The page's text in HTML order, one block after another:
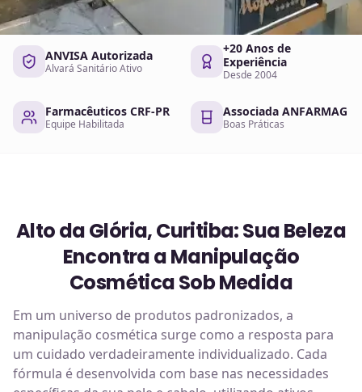
ANVISA Autorizada
Alvará Sanitário Ativo
+20 Anos de
Experiência
Desde 2004
Farmacêuticos CRF-PR
Equipe Habilitada
Associada ANFARMAG
Boas Práticas
Alto da Glória, Curitiba: Sua Beleza
Encontra a Manipulação
Cosmética Sob Medida
Em um universo de produtos padronizados, a
manipulação cosmética surge como a resposta para
um cuidado verdadeiramente individualizado. Cada
fórmula é desenvolvida com base nas necessidades